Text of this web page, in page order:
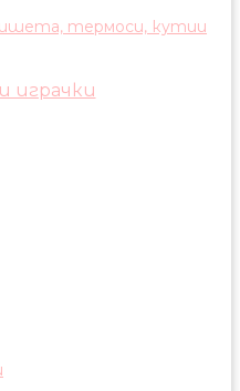
термоси, кутии
играчки